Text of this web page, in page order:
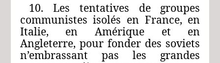
10. Les tentatives de groupes
communistes isolés en France, en
Italie, en Amérique et en
Angleterre, pour fonder des soviets
n’embrassant pas les grandes